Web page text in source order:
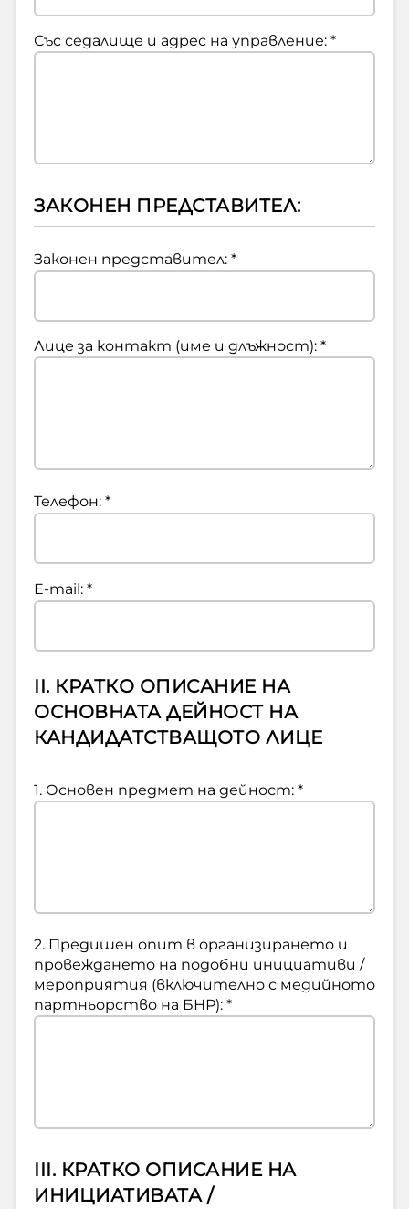
Работа в БНР
Архивен фонд на БНР
Със седалище и адрес на управление: *
ЗАКОНЕН ПРЕДСТАВИТЕЛ:
Законен представител: *
Лице за контакт (име и длъжност): *
Телефон: *
Е-mail: *
II. КРАТКО ОПИСАНИЕ НА
ОСНОВНАТА ДЕЙНОСТ НА
КАНДИДАТСТВАЩОТО ЛИЦЕ
1. Основен предмет на дейност: *
2. Предишен опит в организирането и
провеждането на подобни инициативи /
мероприятия (включително с медийното
партньорство на БНР): *
III. КРАТКО ОПИСАНИЕ НА
ИНИЦИАТИВАТА /